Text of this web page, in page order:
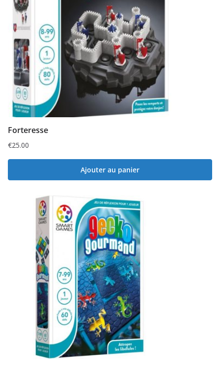
Forteresse
€25.00
Ajouter au panier